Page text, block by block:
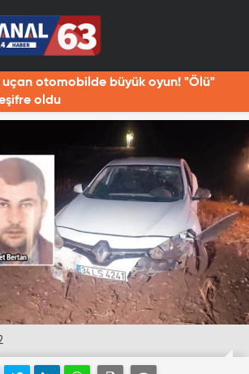
uçan otomobilde büyük oyun! "Ölü"
oldu